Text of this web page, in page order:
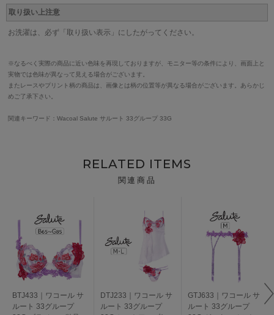
取り扱い上注意
お洗濯は、必ず「取り扱い表示」にしたがってください。
※なるべく実際の商品に近い色味を再現しておりますが、モニター等の条件により、画面上と
実物では色味が異なって見える場合がございます。
またレースやプリント柄の商品は、画像とは柄の位置等が異なる場合がございます。あらかじ
めご了承下さい。
関連キーワード：Wacoal Salute サルート 33グループ 33G
RELATED ITEMS
関連商品
BTJ433｜ワコール サ
ルート 33グループ
DTJ233｜ワコール サ
ルート 33グループ
GTJ633｜ワコール サ
ルート 33グループ